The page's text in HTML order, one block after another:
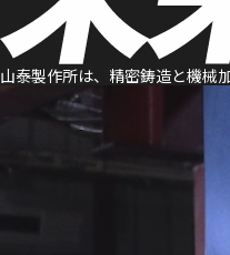
山泰製作所は、精密鋳造と機械